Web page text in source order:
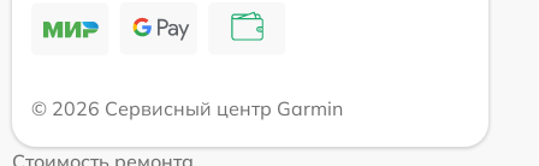
© 2026 Сервисный центр Garmin
Стоимость ремонта